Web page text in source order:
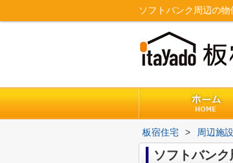
ソフトバンク周辺の
板宿住宅 > 周辺施
ソフトバン